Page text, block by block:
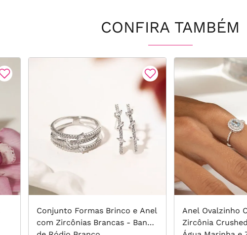
CONFIRA TAMBÉM
Conjunto Formas Brinco e Anel
com Zircônias Brancas - Banho
Anel Ovalzinho
Zircônia